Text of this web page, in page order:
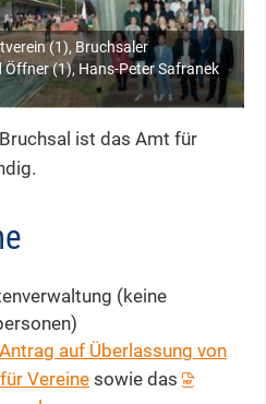
(1), Bruchsaler
(1), Hans-Peter Safranek
ist das Amt für
(keine
Antrag auf Überlassung von
Vereine sowie das